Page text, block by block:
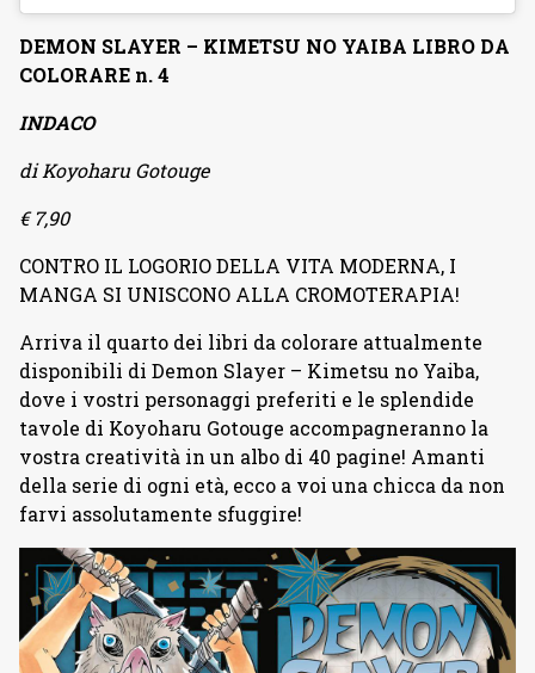
DEMON SLAYER – KIMETSU NO YAIBA LIBRO DA
COLORARE n. 4
INDACO
di Koyoharu Gotouge
€ 7,90
CONTRO IL LOGORIO DELLA VITA MODERNA, I
MANGA SI UNISCONO ALLA CROMOTERAPIA!
Arriva il quarto dei libri da colorare attualmente
disponibili di Demon Slayer – Kimetsu no Yaiba,
dove i vostri personaggi preferiti e le splendide
tavole di Koyoharu Gotouge accompagneranno la
vostra creatività in un albo di 40 pagine! Amanti
della serie di ogni età, ecco a voi una chicca da non
farvi assolutamente sfuggire!